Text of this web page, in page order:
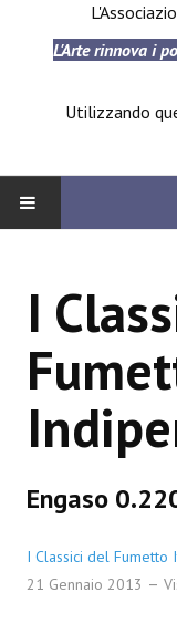
L'Arte rinnova i
Utilizzando
BOARD
News
Contest
Prossimamente
Spazio
I
Engaso
I Classici del Fumetto
21 Gennaio 2013